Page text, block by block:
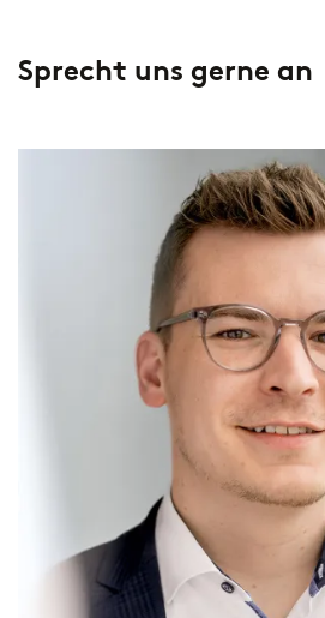
Sprecht uns gerne an